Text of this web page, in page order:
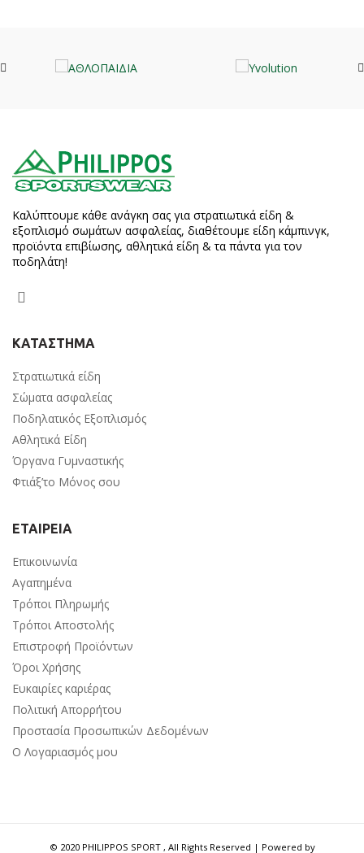
Καλύπτουμε κάθε ανάγκη σας για στρατιωτικά είδη &
εξοπλισμό σωμάτων ασφαλείας, διαθέτουμε είδη κάμπινγκ,
προϊόντα επιβίωσης, αθλητικά είδη & τα πάντα για τον
ποδηλάτη!
ΚΑΤΑΣΤΗΜΑ
Στρατιωτικά είδη
Σώματα ασφαλείας
Ποδηλατικός Εξοπλισμός
Αθλητικά Είδη
Όργανα Γυμναστικής
Φτιάξ’το Μόνος σου
ΕΤΑΙΡΕΙΑ
Επικοινωνία
Αγαπημένα
Τρόποι Πληρωμής
Τρόποι Αποστολής
Επιστροφή Προϊόντων
Όροι Χρήσης
Ευκαιρίες καριέρας
Πολιτική Απορρήτου
Προστασία Προσωπικών Δεδομένων
Ο Λογαριασμός μου
© 2020 PHILIPPOS SPORT , All Rights Reserved | Powered by